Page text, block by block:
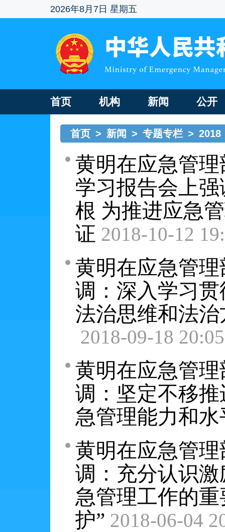
2026年8月7日 星期五
首页 机构 新闻 公开
首页 > 新闻 > 专题专栏 > 2018
黄明在应急管
学习报告会上
根 为推进应急
证 2018-10-12
黄明在应急管
调：深入学习
法治思维和法
2018-09-18 20:05
黄明在应急管
调：坚定不移
急管理能力和水
黄明在应急管
调：充分认识
急管理工作的
护” 2018-06-04